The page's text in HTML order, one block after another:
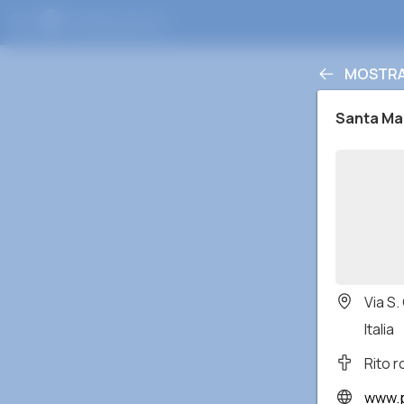
Santa
Via
Italia
Rito